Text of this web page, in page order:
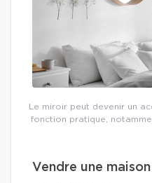
Le miroir peut devenir un
fonction pratique,
Vendre une